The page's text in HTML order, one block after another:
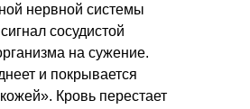
нервной системы
сосудистой
на сужение.
и покрывается
Кровь перестает